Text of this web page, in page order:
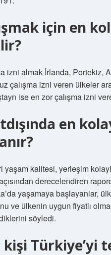
için en
izni almak İrlanda, Portekiz,
çalışma izni veren ülkeler
ise en zor çalışma izni
en
yaşam kalitesi, yerleşim
derecelendiren
yaşamaya başlayanlar,
ve ülkenin uygun fiyatlı
söyledi.
kişi Türkiye’yi